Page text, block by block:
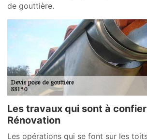
de gouttière.
Les travaux qui sont à
Rénovation
Les opérations qui se font sur les